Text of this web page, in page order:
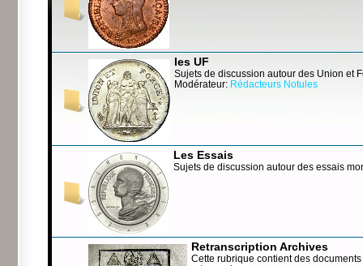
les UF
Sujets de discussion autour des Union et
Modérateur: Rédacteurs Notules
Les Essais
Sujets de discussion autour des essais
Retranscription Archives
Cette rubrique contient des